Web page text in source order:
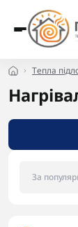
Тепла